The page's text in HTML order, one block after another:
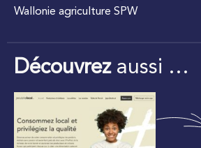
Wallonie agriculture SPW
Découvrezaussi …